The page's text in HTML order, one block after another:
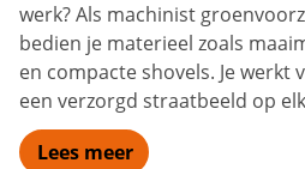
werk? Als machinist
bedien je materieel zoals
en compacte shovels. Je werkt
een verzorgd straatbeeld op
Lees meer